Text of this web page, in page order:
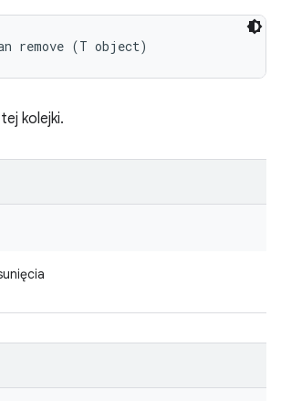
remove (T object)
kolejki.